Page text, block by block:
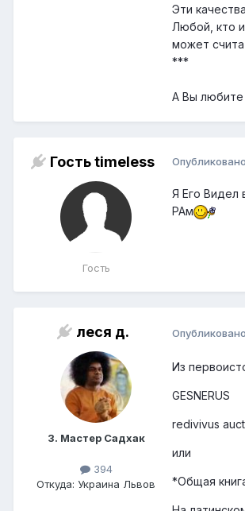
Эти
Любой, кто
может
***
А Вы любите
Гость timeless
Гость
Опубликовано
Я Его Видел
РАм
леся д.
3. Мастер Садхак
394
Откуда: Украина Львов
Опубликовано
Из
GESNERUS
redivivus
или
*Общая